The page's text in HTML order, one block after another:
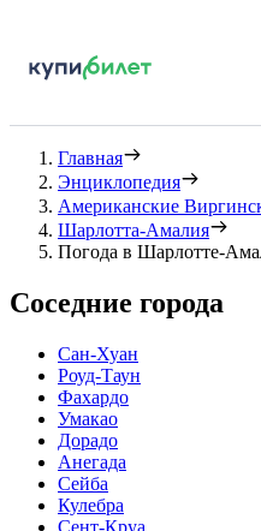
Главная
Энциклопедия
Американские
Шарлотта-Амалия
Погода в Шарлотте-
Соседние города
Сан-Хуан
Роуд-Таун
Фахардо
Умакао
Дорадо
Анегада
Сейба
Кулебра
Сент-Круа